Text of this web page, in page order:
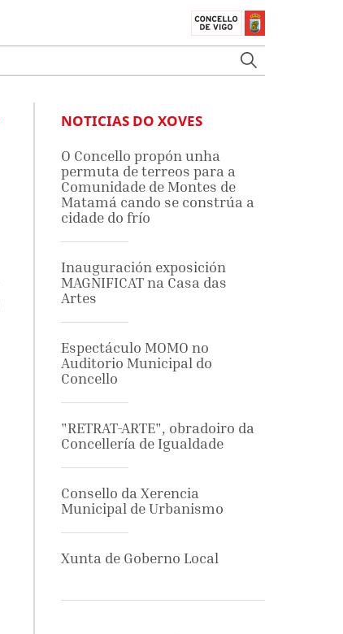
NOTICIAS DO XOVES
O Concello propón unha
permuta de terreos para a
Comunidade de Montes de
Matamá cando se constrúa a
cidade do frío
Inauguración exposición
MAGNIFICAT na Casa das
Artes
Espectáculo MOMO no
Auditorio Municipal do
Concello
"RETRAT-ARTE", obradoiro da
Concellería de Igualdade
Consello da Xerencia
Municipal de Urbanismo
Xunta de Goberno Local